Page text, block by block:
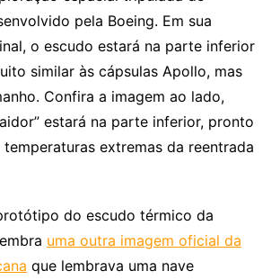
pela Boeing. Em sua
o escudo estará na parte inferior
similar às cápsulas Apollo, mas
Confira a imagem ao lado,
estará na parte inferior, pronto
extremas da reentrada
do escudo térmico da
uma outra imagem oficial da
que lembrava uma nave